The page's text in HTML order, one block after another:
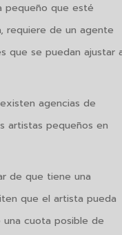
pequeño que esté
requiere de un agente
que se puedan ajustar
agencias de
artistas pequeños en
de que tiene una
que el artista pueda
cuota posible de